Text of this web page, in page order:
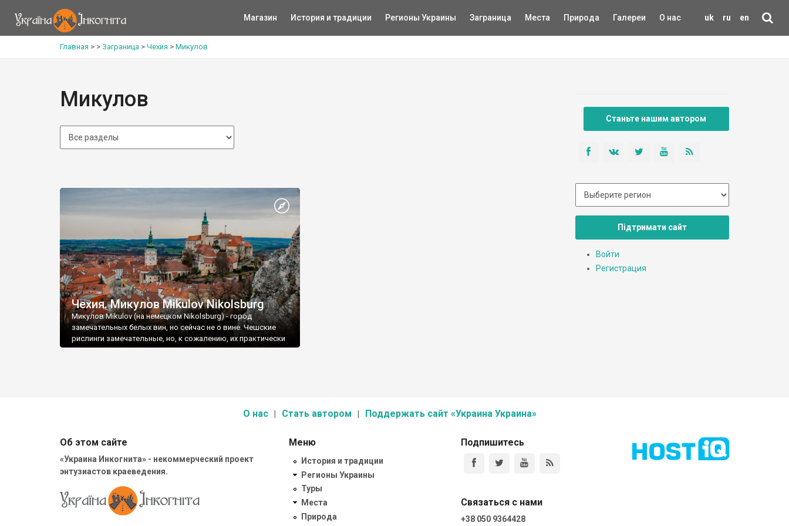
uk ru en
Магазин История и традиции Регионы Украины Заграница Места Природа Галереи О нас
Главная > > Заграница > Чехия > Микулов
Микулов
Чехия. Микулов Mikulov Nikolsburg
Микулов Mikulov (на немецком Nikolsburg) - город
замечательных белых вин, но сейчас не о вине. Чешские
рислинги замечательные, но, к сожалению, их практически
не встретишь за пределами страны.
Станьте нашим автором
Підтримати сайт
Войти
Регистрация
О нас Стать автором Поддержать сайт «Украина Украина»
Об этом сайте
«Украина Инкогнита» - некоммерческий проект
энтузиастов краеведения.
Меню
История и традиции
Регионы Украины
Туры
Места
Природа
Подпишитесь
Связаться с нами
+38 050 9364428